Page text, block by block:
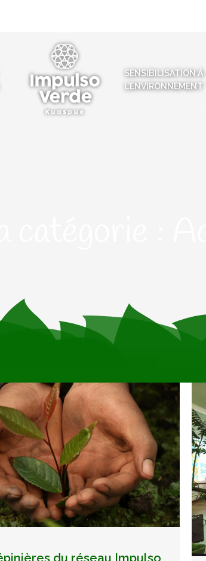
SENSIBILISATION À
L’ENVIRONNEMENT
du réseau Impulso